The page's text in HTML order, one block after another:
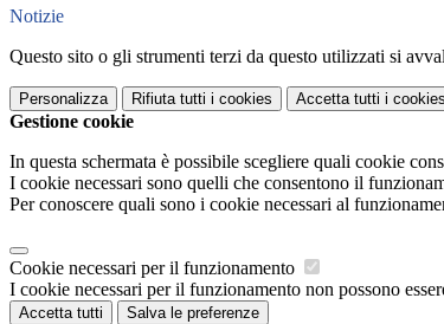
Notizie
Questo sito o gli strumenti terzi da questo utilizzati si
Personalizza Rifiuta tutti i cookies Accetta tutti i cookies
Gestione cookie
In questa schermata è possibile scegliere quali cookie
I cookie necessari sono quelli che consentono il
Per conoscere quali sono i cookie necessari al
Cookie necessari per il funzionamento
I cookie necessari per il funzionamento non possono
Accetta tutti Salva le preferenze